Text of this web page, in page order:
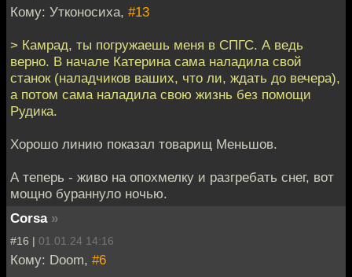
Кому: Утконосиха, #13
> Камрад, ты погружаешь меня в СПГС. А ведь
верно. В начале Катерина сама наладила свой
станок (наладчиков ваших, что ли, ждать до вечера),
а потом сама наладила свою жизнь без помощи
Рудика.
Хорошо линию показал товарищ Меньшов.
А теперь - живо на опохмелку и разгребать снег, вот
мощно бураннуло ночью.
Corsa »
#16 | 01.01.24 14:16
Кому: Doom, #6